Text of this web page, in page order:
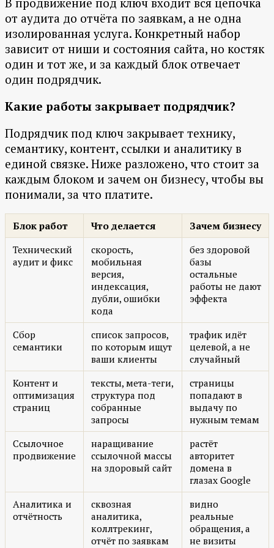
от аудита до отчёта по заявкам, а не одна
изолированная услуга. Конкретный набор
зависит от ниши и состояния сайта, но костяк
один и тот же, и за каждый блок отвечает
один подрядчик.
Какие работы закрывает подрядчик?
Подрядчик под ключ закрывает технику,
семантику, контент, ссылки и аналитику в
единой связке. Ниже разложено, что стоит за
каждым блоком и зачем он бизнесу, чтобы вы
понимали, за что платите.
Блок работ Что делается
Зачем бизнесу
Технический
аудит и фикс
скорость,
мобильная
версия,
индексация,
дубли, ошибки
кода
без здоровой
базы
остальные
работы не дают
эффекта
Сбор
семантики
список запросов,
по которым ищут
ваши клиенты
трафик идёт
целевой, а не
случайный
Контент и
оптимизация
страниц
тексты, мета-теги,
структура под
собранные
запросы
страницы
попадают в
выдачу по
нужным темам
Ссылочное
продвижение
наращивание
ссылочной массы
на здоровый сайт
растёт
авторитет
домена в
глазах Google
Аналитика и
отчётность
сквозная
аналитика,
коллтрекинг,
отчёт по заявкам
видно
реальные
обращения, а
не визиты